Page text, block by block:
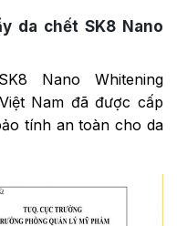
da chết SK8 Nano
Nano Whitening
Nam đã được cấp
tính an toàn cho da